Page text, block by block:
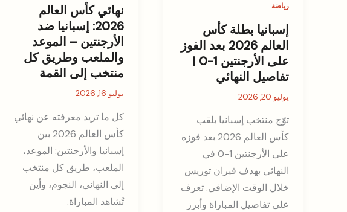
رياضة
إسبانيا بطلة كأس
العالم 2026 بعد الفوز
على الأرجنتين 1-0 |
تفاصيل النهائي
يوليو 20, 2026
توّج منتخب إسبانيا بلقب
كأس العالم 2026 بعد فوزه
على الأرجنتين 1-0 في
النهائي بهدف فيران توريس
خلال الوقت الإضافي. تعرف
على تفاصيل المباراة وأبرز
نهائي كأس العالم
2026: إسبانيا ضد
الأرجنتين – الموعد
والملعب وطريق كل
منتخب إلى القمة
يوليو 16, 2026
كل ما تريد معرفته عن نهائي
كأس العالم 2026 بين
إسبانيا والأرجنتين: الموعد،
الملعب، طريق كل منتخب
إلى النهائي، النجوم، وأين
تُشاهد المباراة.